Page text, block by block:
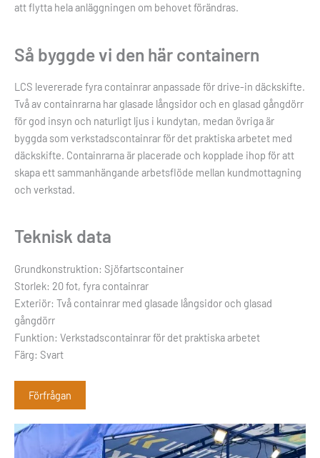
att flytta hela anläggningen om behovet förändras.
Så byggde vi den här containern
LCS levererade fyra containrar anpassade för drive-in däckskifte.
Två av containrarna har glasade långsidor och en glasad gångdörr
för god insyn och naturligt ljus i kundytan, medan övriga är
byggda som verkstadscontainrar för det praktiska arbetet med
däckskifte. Containrarna är placerade och kopplade ihop för att
skapa ett sammanhängande arbetsflöde mellan kundmottagning
och verkstad.
Teknisk data
Grundkonstruktion: Sjöfartscontainer
Storlek: 20 fot, fyra containrar
Exteriör: Två containrar med glasade långsidor och glasad
gångdörr
Funktion: Verkstadscontainrar för det praktiska arbetet
Färg: Svart
Förfrågan